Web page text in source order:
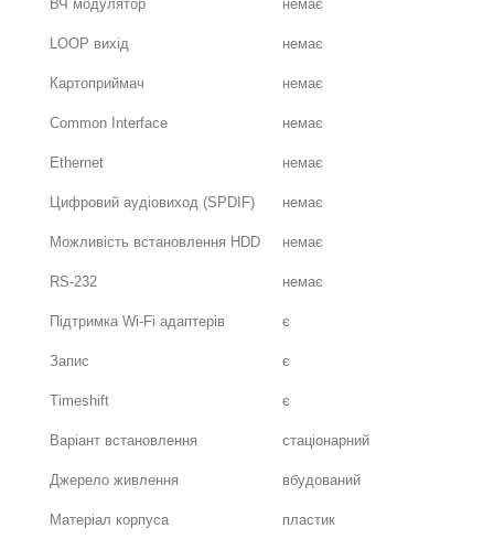
ВЧ модулятор немає
LOOP вихід немає
Картоприймач немає
Common Interface немає
Ethernet немає
Цифровий аудіовиход (SPDIF) немає
Можливість встановлення HDD немає
RS-232 немає
Підтримка Wi-Fi адаптерів є
Запис є
Timeshift є
Варіант встановлення стаціонарний
Джерело живлення вбудований
Матеріал корпуса пластик